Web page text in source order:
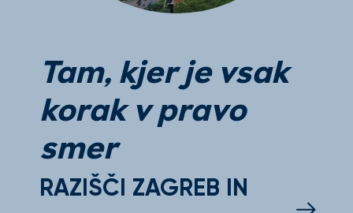
Tam, kjer je vsak
korak v pravo
smer
RAZIŠČI ZAGREB IN